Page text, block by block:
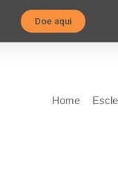
Doe aqui
Home